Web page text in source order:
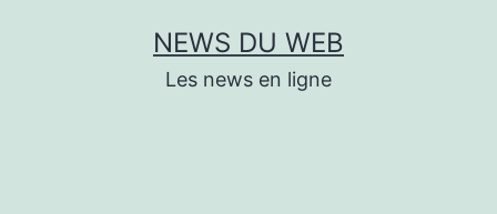
NEWS DU WEB
Les news en ligne